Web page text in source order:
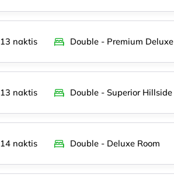
13 naktis Double - Premium Deluxe
13 naktis Double - Superior Hillside
14 naktis Double - Deluxe Room